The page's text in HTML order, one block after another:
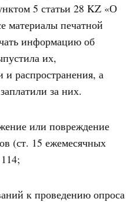
5 статьи 28 KZ «О
материалы печатной
информацию об
их,
и распространения, а
за них.
или повреждение
(ст. 15 ежемесячных
к проведению опроса